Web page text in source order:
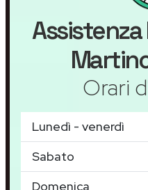
Assistenza
Orari
Lunedì - venerdì
Sabato
Domenica